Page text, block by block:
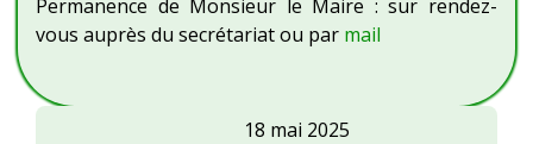
Permanence de Monsieur le Maire : sur rendez-
vous auprès du secrétariat ou par mail
AKOF
18 mai 2025